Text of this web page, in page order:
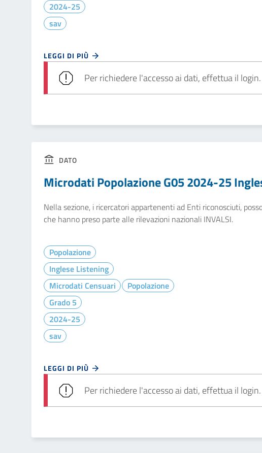
2024-25
sav
LEGGI DI PIÙ
Per richiedere l'accesso ai dati, effettua il login.
DATO
Microdati Popolazione G05 2024-25
Nella sezione, i ricercatori appartenenti ad Enti riconosciuti,
che hanno preso parte alle rilevazioni nazionali INVALSI.
Popolazione
Inglese Listening
Microdati Censuari
Popolazione
Grado 5
2024-25
sav
LEGGI DI PIÙ
Per richiedere l'accesso ai dati, effettua il login.